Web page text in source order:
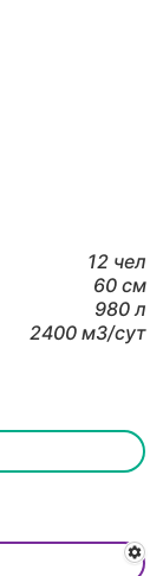
12 чел
60 см
980 л
2400 м3/cут